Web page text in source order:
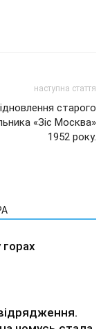
наступна стаття
старого
«Зіс Москва»
1952 року.